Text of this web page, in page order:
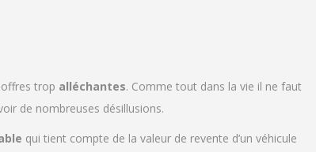
trop alléchantes. Comme tout dans la vie il ne faut
de nombreuses désillusions.
qui tient compte de la valeur de revente d’un véhicule